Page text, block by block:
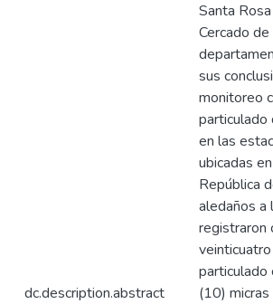
dc.description.abstract
Santa
Cercado
sus
monitoreo
en las
ubicadas
República
aledaños a
registraron
particulado
(10)